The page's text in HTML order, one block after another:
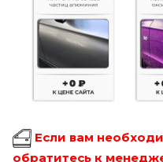
Если вам
обратитесь к